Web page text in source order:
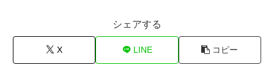
シェアする
X LINE コピー